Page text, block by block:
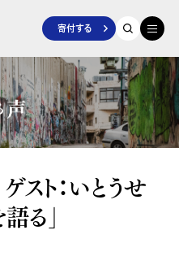
寄付する
ト：いとうせ
る」